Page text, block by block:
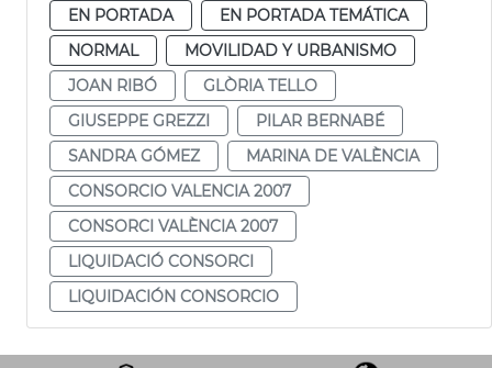
EN PORTADA
EN PORTADA TEMÁTICA
NORMAL
MOVILIDAD Y URBANISMO
JOAN RIBÓ
GLÒRIA TELLO
GIUSEPPE GREZZI
PILAR BERNABÉ
SANDRA GÓMEZ
MARINA DE VALÈNCIA
CONSORCIO VALENCIA 2007
CONSORCI VALÈNCIA 2007
LIQUIDACIÓ CONSORCI
LIQUIDACIÓN CONSORCIO